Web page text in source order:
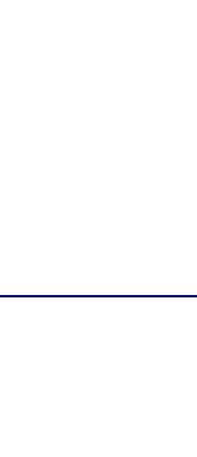
Twitter)
par email